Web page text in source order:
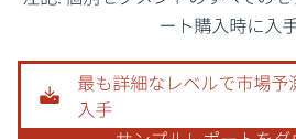
画像 © Mordor Intelligence。再利用にはCC